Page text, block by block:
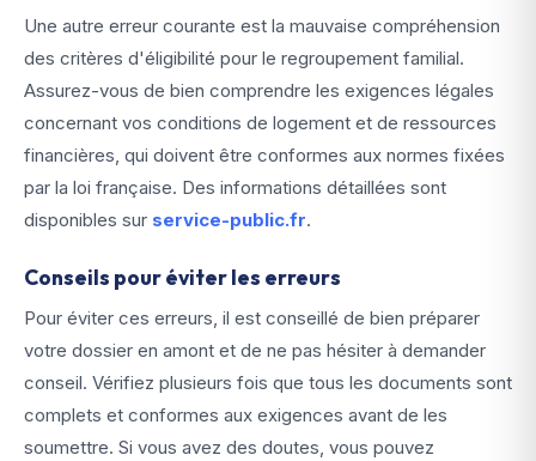
Une autre erreur courante est la mauvaise compréhension
des critères d'éligibilité pour le regroupement familial.
Assurez-vous de bien comprendre les exigences légales
concernant vos conditions de logement et de ressources
financières, qui doivent être conformes aux normes fixées
par la loi française. Des informations détaillées sont
disponibles sur service-public.fr.
Conseils pour éviter les erreurs
Pour éviter ces erreurs, il est conseillé de bien préparer
votre dossier en amont et de ne pas hésiter à demander
conseil. Vérifiez plusieurs fois que tous les documents sont
complets et conformes aux exigences avant de les
soumettre. Si vous avez des doutes, vous pouvez